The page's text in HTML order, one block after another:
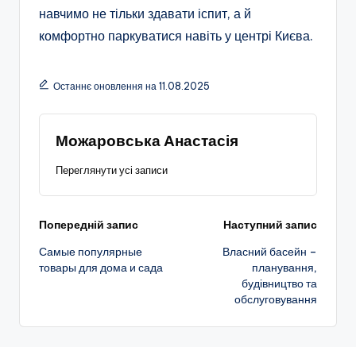
навчимо не тільки здавати іспит, а й
комфортно паркуватися навіть у центрі Києва.
Останнє оновлення на 11.08.2025
Можаровська Анастасія
Переглянути усі записи
Навігація
по
Попередній запис
Самые популярные
товары для дома и сада
Наступний запис
Власний басейн –
планування,
будівництво та
обслуговування